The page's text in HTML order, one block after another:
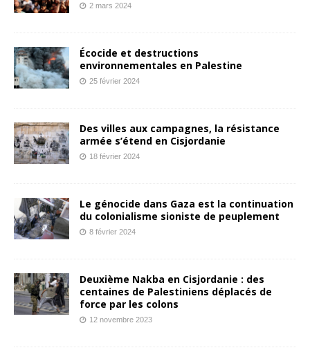
2 mars 2024
Écocide et destructions
environnementales en Palestine
25 février 2024
Des villes aux campagnes, la résistance
armée s’étend en Cisjordanie
18 février 2024
Le génocide dans Gaza est la continuation
du colonialisme sioniste de peuplement
8 février 2024
Deuxième Nakba en Cisjordanie : des
centaines de Palestiniens déplacés de
force par les colons
12 novembre 2023